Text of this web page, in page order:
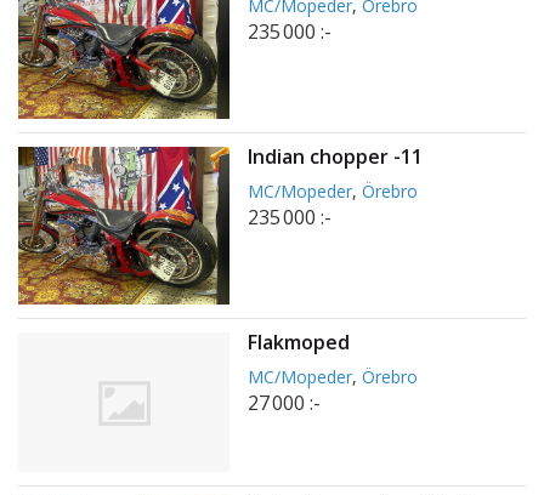
MC/Mopeder,Örebro
235 000 :-
Indian chopper -11
MC/Mopeder,Örebro
235 000 :-
Flakmoped
MC/Mopeder,Örebro
27 000 :-